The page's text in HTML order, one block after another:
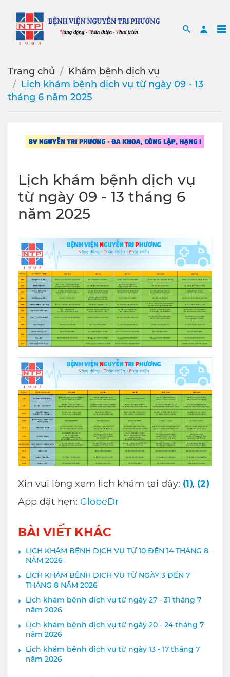
Search
Trang chủ
Khám bệnh dịch vụ
Lịch khám bệnh dịch vụ từ ngày 09 - 13
tháng 6 năm 2025
Lịch khám bệnh dịch vụ
từ ngày 09 - 13 tháng 6
năm 2025
Xin vui lòng xem lịch khám tại đây: (1), (2)
App đặt hẹn: GlobeDr
BÀI VIẾT KHÁC
LỊCH KHÁM BỆNH DỊCH VỤ TỪ 10 ĐẾN 14 THÁNG 8
NĂM 2026
LỊCH KHÁM BỆNH DỊCH VỤ TỪ NGÀY 3 ĐẾN 7
THÁNG 8 NĂM 2026
Lịch khám bệnh dịch vụ từ ngày 27 - 31 tháng 7
năm 2026
Lịch khám bệnh dịch vụ từ ngày 20 - 24 tháng 7
năm 2026
Lịch khám bệnh dịch vụ từ ngày 13 - 17 tháng 7
năm 2026